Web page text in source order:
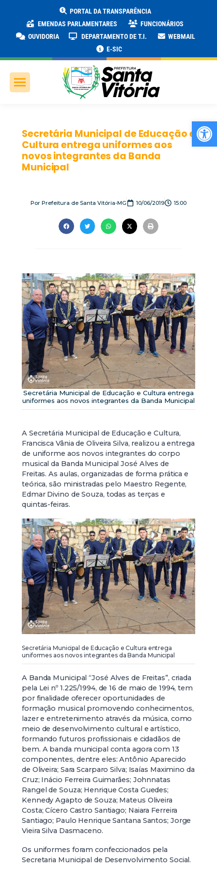
PORTAL DA TRANSPARÊNCIA
EMENDAS PARLAMENTARES
FUNCIONÁRIOS
OUVIDORIA
DEPARTAMENTO DE T.I.
WEBMAIL
E-SIC
Secretária Municipal de Educação e
Cultura entrega uniformes aos
novos integrantes da Banda
Municipal
Por Prefeitura de Santa Vitória-MG 10/06/2019 15:00
Secretária Municipal de Educação e Cultura entrega
uniformes aos novos integrantes da Banda Municipal
A Secretária Municipal de Educação e Cultura,
Francisca Vânia de Oliveira Silva, realizou a entrega
de uniforme aos novos integrantes do corpo
musical da Banda Municipal José Alves de
Freitas. As aulas, organizadas de forma prática e
teórica, são ministradas pelo Maestro Regente,
Edmar Divino de Souza, todas as terças e
quintas-feiras.
Secretária Municipal de Educação e Cultura entrega
uniformes aos novos integrantes da Banda Municipal
A Banda Municipal “José Alves de Freitas”, criada
pela Lei nº 1.225/1994, de 16 de maio de 1994, tem
por finalidade oferecer oportunidades de
formação musical promovendo conhecimentos,
lazer e entretenimento através da música, como
meio de desenvolvimento cultural e artístico,
formando futuros profissionais e cidadãos de
bem. A banda municipal conta agora com 13
componentes, dentre eles: Antônio Aparecido
de Oliveira; Sara Scarparo Silva; Isaías Maximino da
Cruz; Inácio Ferreira Guimarães; Johnnatas
Rangel de Souza; Henrique Costa Guedes;
Kennedy Agapto de Souza; Mateus Oliveira
Costa; Cícero Castro Santiago; Naiara Ferreira
Santiago; Paulo Henrique Santana Santos; Jorge
Vieira Silva Dasmaceno.
Os uniformes foram confeccionados pela
Secretaria Municipal de Desenvolvimento Social.